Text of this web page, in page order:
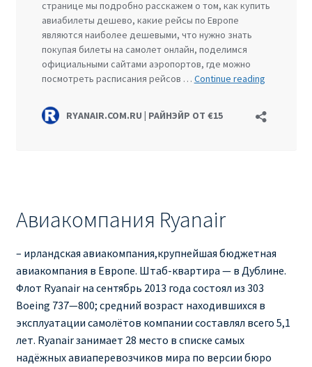
Авиакомпания Ryanair
– ирландская авиакомпания,крупнейшая бюджетная
авиакомпания в Европе. Штаб-квартира — в Дублине.
Флот Ryanair на сентябрь 2013 года состоял из 303
Boeing 737—800; средний возраст находившихся в
эксплуатации самолётов компании составлял всего 5,1
лет. Ryanair занимает 28 место в списке самых
надёжных авиаперевозчиков мира по версии бюро